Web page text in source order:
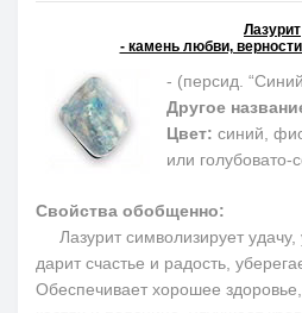
Лазурит
- камень любви,
- (персид.
Другое
Цвет: синий,
или голубовато-
Свойства обобщенно:
Лазурит символизирует удачу,
дарит счастье и радость,
Обеспечивает хорошее